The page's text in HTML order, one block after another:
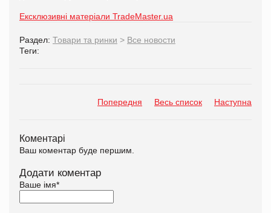
Ексклюзивні матеріали TradeMaster.ua
Раздел: Товари та ринки > Все новости
Теги:
Попередня Весь список Наступна
Коментарі
Ваш коментар буде першим.
Додати коментар
Ваше імя*